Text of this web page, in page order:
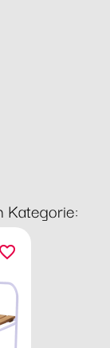
favorite_border